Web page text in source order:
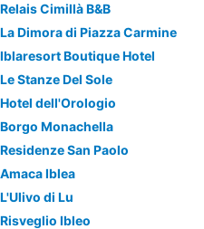
Relais Cimillà B&B
La Dimora di Piazza Carmine
Iblaresort Boutique Hotel
Le Stanze Del Sole
Hotel dell'Orologio
Borgo Monachella
Residenze San Paolo
Amaca Iblea
L'Ulivo di Lu
Risveglio Ibleo